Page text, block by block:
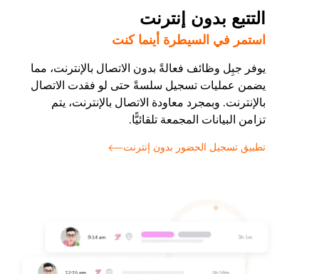
التتبع بدون إنترنت
استمر في السيطرة أينما كنت
يوفر جبِل وظائف فعالةً بدون الاتصال بالإنترنت، مما
يضمن عمليات تسجيل سلسةً حتى لو فقدت الاتصال
بالإنترنت. وبمجرد معاودة الاتصال بالإنترنت، يتم
تزامن البيانات المجمعة تلقائيًّا.
تطبيق تسجيل الحضور بدون إنترنت